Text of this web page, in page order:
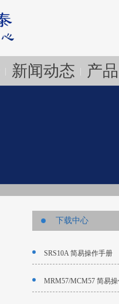
| 新闻动态 | 产
下载中心
SRS10A 简易操作手册
MRM57/MCM57 简易